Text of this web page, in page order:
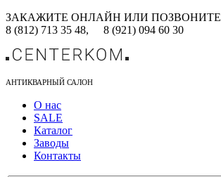
ЗАКАЖИТЕ ОНЛАЙН ИЛИ ПОЗВОНИТЕ
8 (812) 713 35 48,
8 (921) 094 60 30
АНТИКВАРНЫЙ САЛОН
О нас
SALE
Каталог
Заводы
Контакты